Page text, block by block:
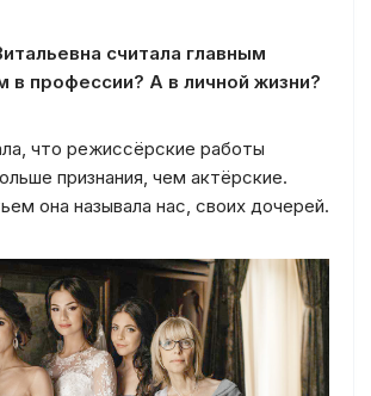
считала главным
в профессии? А в личной жизни?
что режиссёрские работы
признания, чем актёрские.
она называла нас, своих дочерей.